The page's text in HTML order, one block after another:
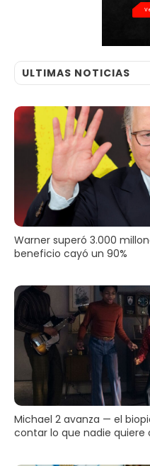
ULTIMAS NOTICIAS
Warner superó 3.000
beneficio cayó un 90%
Michael 2 avanza — el
contar lo que nadie quiere